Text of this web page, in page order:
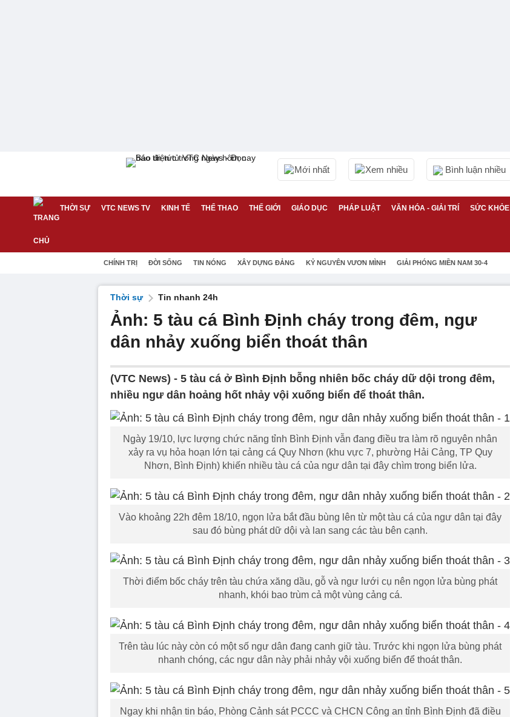
Mới nhất Xem nhiều Bình luận nhiều
THỜI SỰ VTC NEWS TV KINH TẾ THỂ THAO THẾ GIỚI GIÁO DỤC PHÁP LUẬT VĂN HÓA - GIẢI TRÍ SỨC KHỎE
CHÍNH TRỊ ĐỜI SỐNG TIN NÓNG XÂY DỰNG ĐẢNG KỶ NGUYÊN VƯƠN MÌNH GIẢI PHÓNG MIỀN NAM 30-4
Thời sự Tin nhanh 24h
Ảnh: 5 tàu cá Bình Định cháy trong đêm, ngư
dân nhảy xuống biển thoát thân
(VTC News) - 5 tàu cá ở Bình Định bỗng nhiên bốc cháy dữ dội trong đêm,
nhiều ngư dân hoảng hốt nhảy vội xuống biển để thoát thân.
Ngày 19/10, lực lượng chức năng tỉnh Bình Định vẫn đang điều tra làm rõ nguyên nhân
xảy ra vụ hỏa hoạn lớn tại cảng cá Quy Nhơn (khu vực 7, phường Hải Cảng, TP Quy
Nhơn, Bình Định) khiến nhiều tàu cá của ngư dân tại đây chìm trong biển lửa.
Vào khoảng 22h đêm 18/10, ngọn lửa bắt đầu bùng lên từ một tàu cá của ngư dân tại đây
sau đó bùng phát dữ dội và lan sang các tàu bên cạnh.
Thời điểm bốc cháy trên tàu chứa xăng dầu, gỗ và ngư lưới cụ nên ngọn lửa bùng phát
nhanh, khói bao trùm cả một vùng cảng cá.
Trên tàu lúc này còn có một số ngư dân đang canh giữ tàu. Trước khi ngọn lửa bùng phát
nhanh chóng, các ngư dân này phải nhảy vội xuống biển để thoát thân.
Ngay khi nhận tin báo, Phòng Cảnh sát PCCC và CHCN Công an tỉnh Bình Định đã điều